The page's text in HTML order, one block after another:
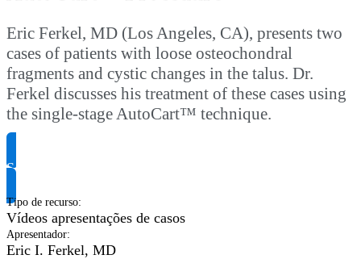
Eric Ferkel, MD (Los Angeles, CA), presents two
cases of patients with loose osteochondral
fragments and cystic changes in the talus. Dr.
Ferkel discusses his treatment of these cases using
the single-stage AutoCart™ technique.
Solicite informação do produto
Tipo de recurso:
Vídeos apresentações de casos
Apresentador:
Eric I. Ferkel, MD